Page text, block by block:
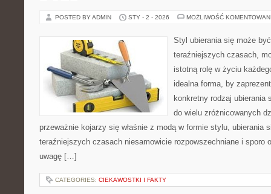
POSTED BY ADMIN STY - 2 - 2026 MOŻLIWOŚĆ
Styl ubierania się może
teraźniejszych czasach,
istotną rolę w życiu
idealna forma, by
konkretny rodzaj ubierania
do wielu zróżnicowanych
przeważnie kojarzy się właśnie z modą w formie stylu, ubierania
teraźniejszych czasach niesamowicie rozpowszechniane i sporo
uwagę […]
CATEGORIES: CIEKAWOSTKI I FAKTY